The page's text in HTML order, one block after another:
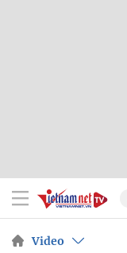
Video